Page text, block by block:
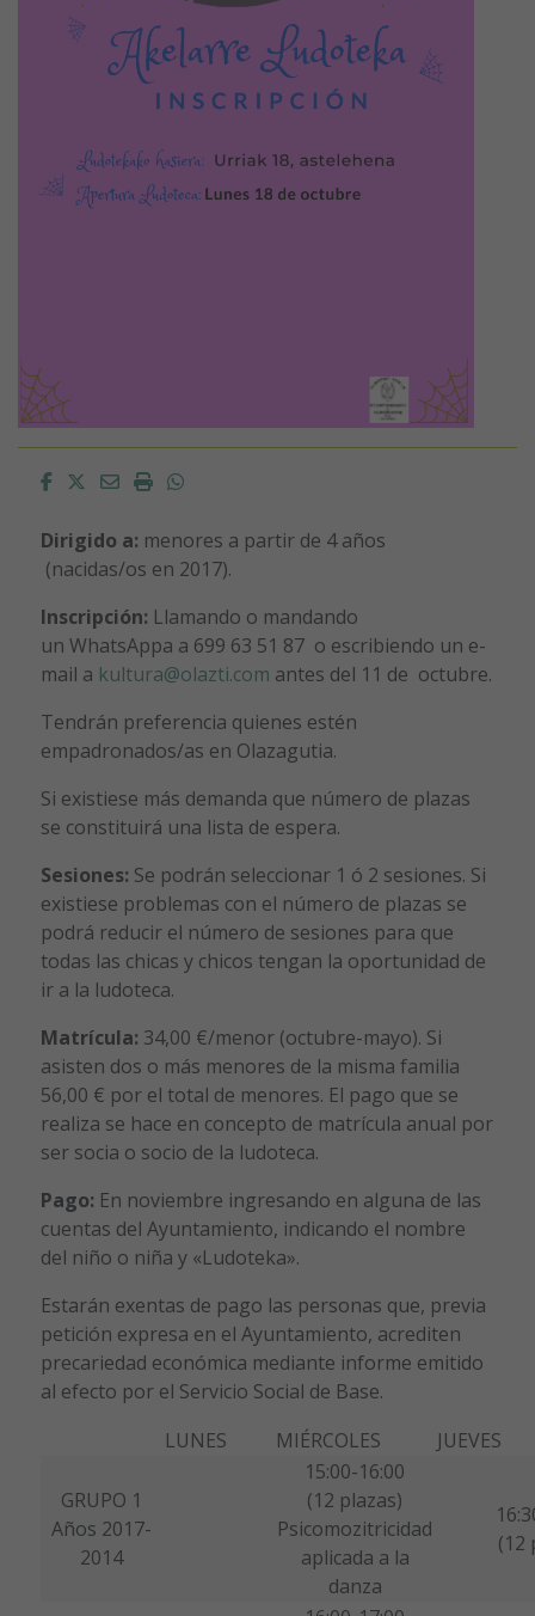
Facebook
Twitter
EmailImprimirWhatsapp
Dirigido a: menores a partir de 4 años
(nacidas/os en 2017).
Inscripción: Llamando o mandando
un WhatsAppa a 699 63 51 87 o escribiendo un e-
mail a kultura@olazti.com antes del 11 de octubre.
Tendrán preferencia quienes estén
empadronados/as en Olazagutia.
Si existiese más demanda que número de plazas
se constituirá una lista de espera.
Sesiones: Se podrán seleccionar 1 ó 2 sesiones. Si
existiese problemas con el número de plazas se
podrá reducir el número de sesiones para que
todas las chicas y chicos tengan la oportunidad de
ir a la ludoteca.
Matrícula: 34,00 €/menor (octubre-mayo). Si
asisten dos o más menores de la misma familia
56,00 € por el total de menores. El pago que se
realiza se hace en concepto de matrícula anual por
ser socia o socio de la ludoteca.
Pago: En noviembre ingresando en alguna de las
cuentas del Ayuntamiento, indicando el nombre
del niño o niña y «Ludoteka».
Estarán exentas de pago las personas que, previa
petición expresa en el Ayuntamiento, acrediten
precariedad económica mediante informe emitido
al efecto por el Servicio Social de Base.
LUNES
MIÉRCOLES JUEVES
GRUPO 1
Años 2017-
2014
15:00-16:00
(12 plazas)
Psicomozitricidad
aplicada a la
danza
(12